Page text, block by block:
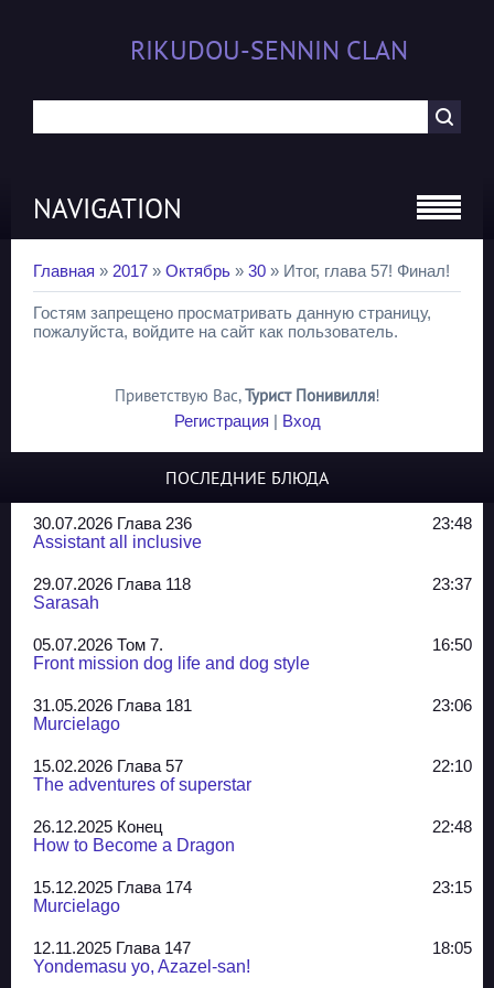
RIKUDOU-SENNIN CLAN
NAVIGATION
Главная » 2017 » Октябрь » 30 » Итог, глава 57! Финал!
Гостям запрещено просматривать данную страницу,
пожалуйста, войдите на сайт как пользователь.
Приветствую Вас,Турист Понивилля!
Регистрация | Вход
ПОСЛЕДНИЕ БЛЮДА
30.07.2026 Глава 236
23:48
Assistant all inclusive
29.07.2026 Глава 118
23:37
Sarasah
05.07.2026 Том 7.
16:50
Front mission dog life and dog style
31.05.2026 Глава 181
23:06
Murcielago
15.02.2026 Глава 57
22:10
The adventures of superstar
26.12.2025 Конец
22:48
How to Become a Dragon
15.12.2025 Глава 174
23:15
Murcielago
12.11.2025 Глава 147
18:05
Yondemasu yo, Azazel-san!